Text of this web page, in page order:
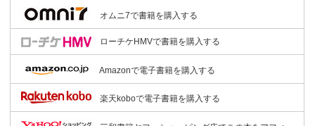
オムニ7で書籍を購入する
ローチケHMVで書籍を購入する
Amazonで電子書籍を購入する
楽天koboで電子書籍を購入する